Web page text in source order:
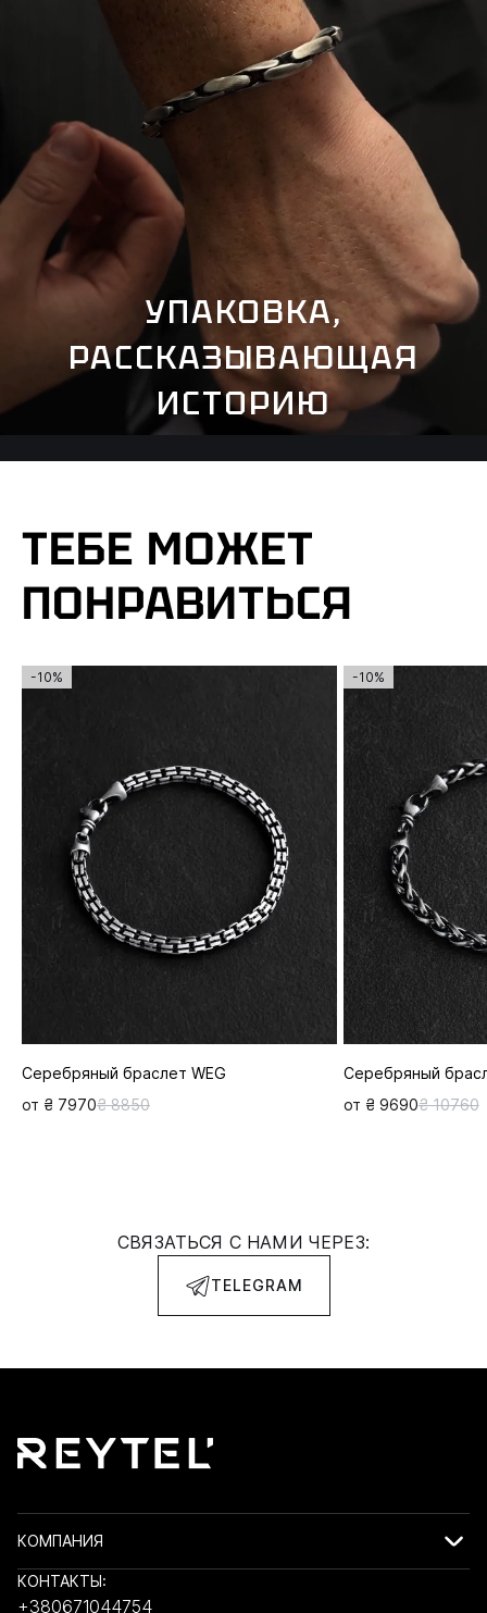
УПАКОВКА,
РАССКАЗЫВАЮЩАЯ
ИСТОРИЮ
ТЕБЕ МОЖЕТ
ПОНРАВИТЬСЯ
-10%
Серебряный браслет WEG
от ₴ 7970₴ 8850
-10%
Серебряный
от ₴ 9690₴ 10760
СВЯЗАТЬСЯ С НАМИ ЧЕРЕЗ:
TELEGRAM
КОМПАНИЯ
КОНТАКТЫ:
+380671044754